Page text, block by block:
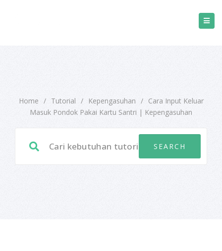
Home / Tutorial / Kepengasuhan /
Cara Input Keluar
Masuk Pondok Pakai Kartu Santri | Kepengasuhan